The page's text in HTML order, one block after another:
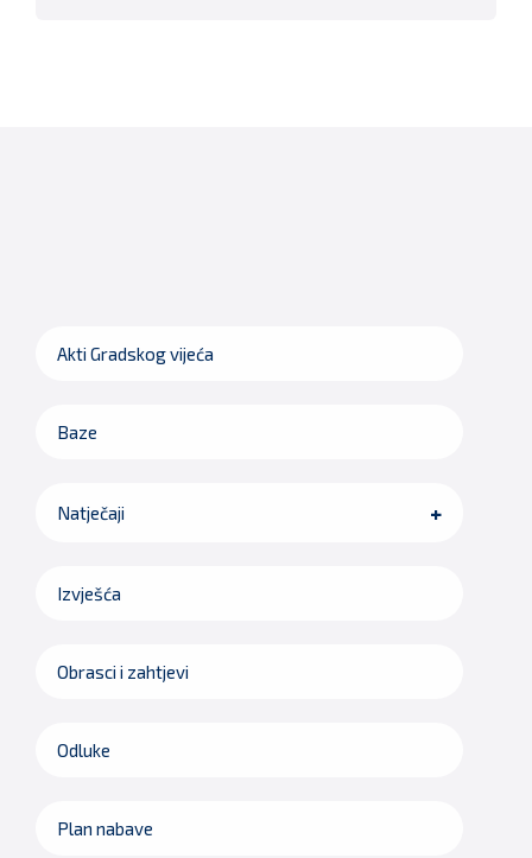
Akti Gradskog vijeća
Baze
Natječaji
Izvješća
Obrasci i zahtjevi
Odluke
Plan nabave